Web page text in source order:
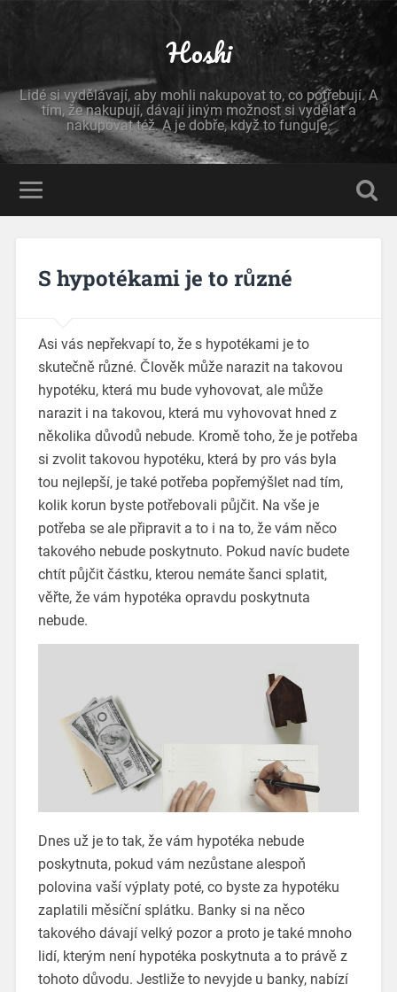
Hoshi
Lidé si vydělávají, aby mohli nakupovat to, co potřebují. A
tím, že nakupují, dávají jiným možnost si vydělat a
nakupovat též. A je dobře, když to funguje.
S hypotékami je to různé
Asi vás nepřekvapí to, že s hypotékami je to
skutečně různé. Člověk může narazit na takovou
hypotéku, která mu bude vyhovovat, ale může
narazit i na takovou, která mu vyhovovat hned z
několika důvodů nebude. Kromě toho, že je potřeba
si zvolit takovou hypotéku, která by pro vás byla
tou nejlepší, je také potřeba popřemýšlet nad tím,
kolik korun byste potřebovali půjčit. Na vše je
potřeba se ale připravit a to i na to, že vám něco
takového nebude poskytnuto. Pokud navíc budete
chtít půjčit částku, kterou nemáte šanci splatit,
věřte, že vám hypotéka opravdu poskytnuta
nebude.
Dnes už je to tak, že vám hypotéka nebude
poskytnuta, pokud vám nezůstane alespoň
polovina vaší výplaty poté, co byste za hypotéku
zaplatili měsíční splátku. Banky si na něco
takového dávají velký pozor a proto je také mnoho
lidí, kterým není hypotéka poskytnuta a to právě z
tohoto důvodu. Jestliže to nevyjde u banky, nabízí